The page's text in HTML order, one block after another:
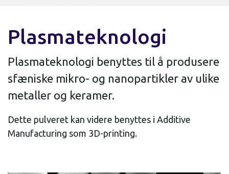
Plasmateknologi
Plasmateknologi benyttes til å produsere
sfæniske mikro- og nanopartikler av ulike
metaller og keramer.
Dette pulveret kan videre benyttes i Additive
Manufacturing som 3D-printing.